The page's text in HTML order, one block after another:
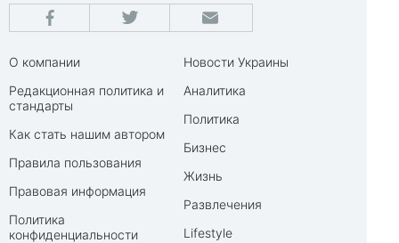
О компании
Редакционная политика и
стандарты
Как стать нашим автором
Правила пользования
Правовая информация
Политика
конфиденциальности
Новости Украины
Аналитика
Политика
Бизнес
Жизнь
Развлечения
Lifestyle